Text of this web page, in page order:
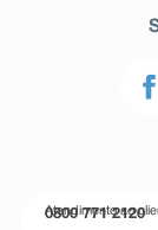
Atendimento ao
0800 771 2120